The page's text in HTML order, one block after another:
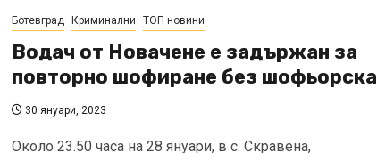
Ботевград Криминални ТОП новини
Водач от Новачене е задържан за
повторно шофиране без шофьорска
30 януари, 2023
Около 23.50 часа на 28 януари, в с. Скравена,